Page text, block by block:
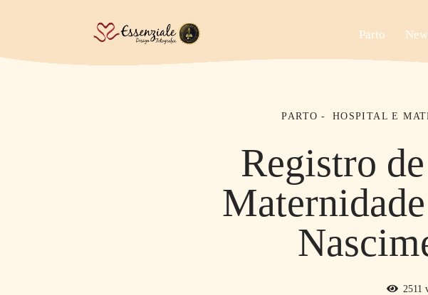
Parto
PARTO HOSPITAL E
Registro
2511